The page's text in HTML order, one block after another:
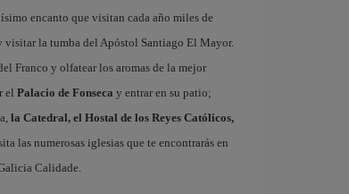
encanto que visitan cada año miles de
visitar la tumba del Apóstol Santiago El Mayor.
Franco y olfatear los aromas de la mejor
el Palacio de Fonseca y entrar en su patio;
la Catedral, el Hostal de los Reyes Católicos,
las numerosas iglesias que te encontrarás en
Calidade.